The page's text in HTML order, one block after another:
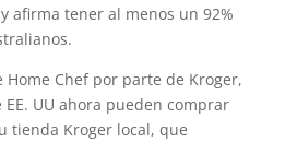
afirma tener al menos un 92%
Home Chef por parte de Kroger,
UU ahora pueden comprar
tienda Kroger local, que